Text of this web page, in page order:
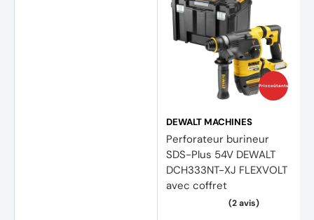
Prix coûtants
DEWALT MACHINES
Perforateur burineur
SDS-Plus 54V DEWALT
DCH333NT-XJ FLEXVOLT
avec coffret